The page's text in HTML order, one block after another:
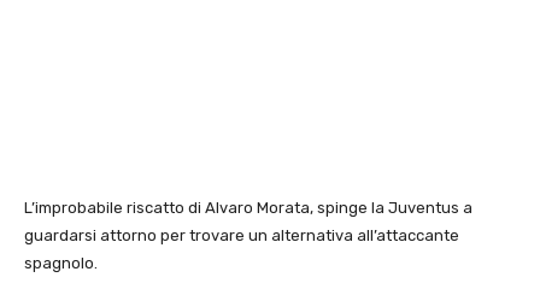
L’improbabile riscatto di Alvaro Morata, spinge la Juventus a
guardarsi attorno per trovare un alternativa all’attaccante
spagnolo.